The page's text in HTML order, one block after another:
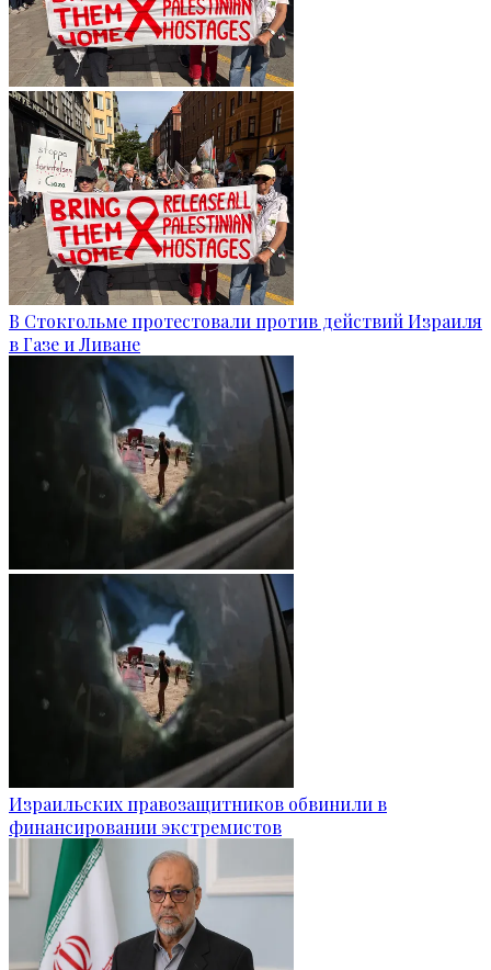
В Стокгольме протестовали против действий Израиля
в Газе и Ливане
Израильских правозащитников обвинили в
финансировании экстремистов